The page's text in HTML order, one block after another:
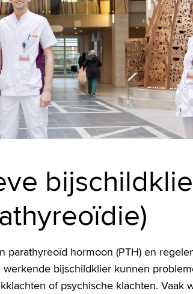
parathyreoïd hormoon (PTH) en
bijschildklier kunnen
of psychische klachten. Vaak